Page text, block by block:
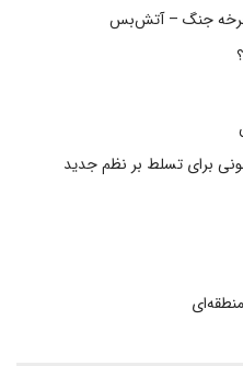
چرخه جنگ – آتش‌بس
برای تسلط بر نظم جدید